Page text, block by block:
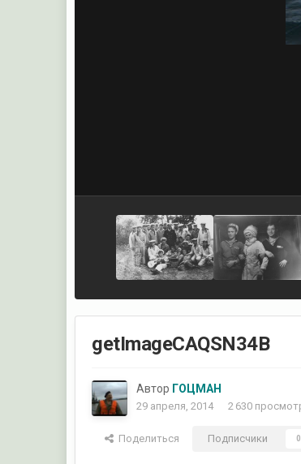
getImageCAQSN34B
Автор ГОЦМАН
29 апреля, 2014 2 630
Поделиться Подписчики 0